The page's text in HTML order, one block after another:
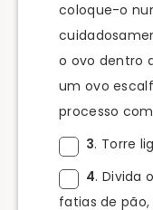
coloque-o
o ovo dentro
um ovo
processo
3. Torre
4. Divida
fatias de